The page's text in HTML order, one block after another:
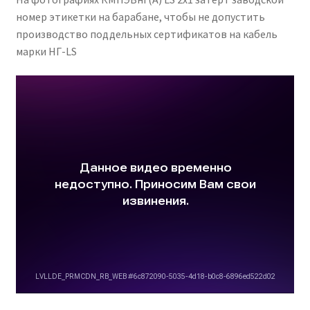
номер этикетки на барабане, чтобы не допустить
производство поддельных сертификатов на кабель
марки НГ-LS